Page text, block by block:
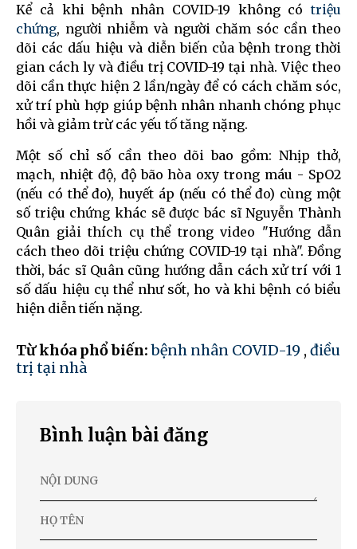
Kể cả khi bệnh nhân COVID-19 không cótriệu
chứng, người nhiễm và người chăm sóc cần theo
dõi các dấu hiệu và diễn biến của bệnh trong thời
gian cách ly và điều trị COVID-19 tại nhà. Việc theo
dõi cần thực hiện 2 lần/ngày để có cách chăm sóc,
xử trí phù hợp giúp bệnh nhân nhanh chóng phục
hồi và giảm trừ các yếu tố tăng nặng.
Một số chỉ số cần theo dõi bao gồm: Nhịp thở,
mạch, nhiệt độ, độ bão hòa oxy trong máu - SpO2
(nếu có thể đo), huyết áp (nếu có thể đo) cùng một
số triệu chứng khác sẽ được bác sĩ Nguyễn Thành
Quân giải thích cụ thể trong video "Hướng dẫn
cách theo dõi triệu chứng COVID-19 tại nhà". Đồng
thời, bác sĩ Quân cũng hướng dẫn cách xử trí với 1
số dấu hiệu cụ thể như sốt, ho và khi bệnh có biểu
hiện diễn tiến nặng.
Từ khóa phổ biến:bệnh nhân COVID-19 , điều
trị tại nhà
Bình luận bài đăng